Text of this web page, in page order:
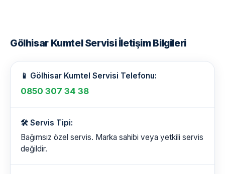
Gölhisar Kumtel Servisi İletişim Bilgileri
📱 Gölhisar Kumtel Servisi Telefonu:
0850 307 34 38
🛠️ Servis Tipi:
Bağımsız özel servis. Marka sahibi veya yetkili servis
değildir.